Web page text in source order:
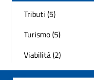
Tributi (5)
Turismo (5)
Viabilità (2)